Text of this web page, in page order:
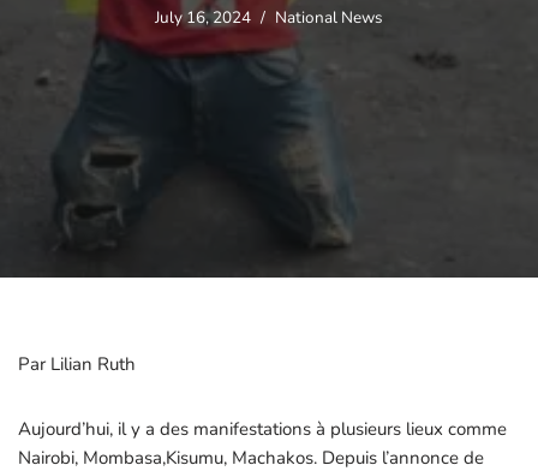
July 16, 2024 National News
Par Lilian Ruth
Aujourd’hui, il y a des manifestations à plusieurs lieux comme
Nairobi, Mombasa,Kisumu, Machakos. Depuis l’annonce de